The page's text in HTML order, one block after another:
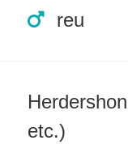
reu
etc.)